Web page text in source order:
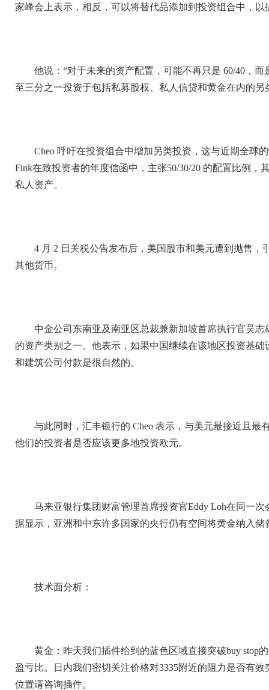
家峰会上表示，相反，可以将替代品添加到投资组合中，
他说：“对于未来的资产配置，可能不再只是 60/40，
至三分之一投资于包括私募股权、私人信贷和黄金在内的另
Cheo 呼吁在投资组合中增加另类投资，这与近期全球
Fink在致投资者的年度信函中，主张50/30/20 的配置比例，
私人资产。
4 月 2 日关税公告发布后，美国股市和美元遭到抛售
其他货币。
中金公司东南亚及南亚区总裁兼新加坡首席执行官吴
的资产类别之一。他表示，如果中国继续在该地区投资基
和建筑公司付款是很自然的。
与此同时，汇丰银行的 Cheo 表示，与美元最接近且
他们的投资者是否应该更多地投资欧元。
马来亚银行集团财富管理首席投资官Eddy Loh在同一
据显示，亚洲和中东许多国家的央行仍有空间将黄金纳入储
技术面分析：
黄金：昨天我们插件给到的蓝色区域直接突破buy stop
盈亏比。日内我们密切关注价格对3335附近的阻力是否有
位置请咨询插件。